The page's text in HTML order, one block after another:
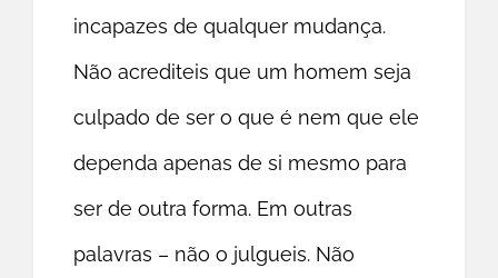
incapazes de qualquer mudança.
Não acrediteis que um homem seja
culpado de ser o que é nem que ele
dependa apenas de si mesmo para
ser de outra forma. Em outras
palavras – não o julgueis. Não